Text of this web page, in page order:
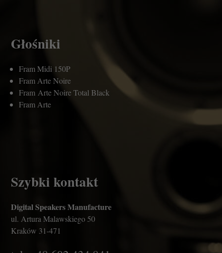
Głośniki
Fram Midi 150P
Fram Arte Noire
Fram Arte Noire Total Black
Fram Arte
Szybki kontakt
Digital Speakers Manufacture
ul. Artura Malawskiego 50
Kraków 31-471